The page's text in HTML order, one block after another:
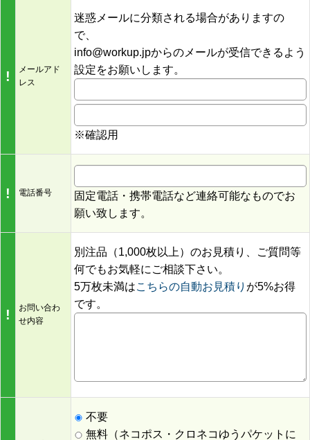
!
メールアド
レス
迷惑メールに分類される場合がありますの
で、
info@workup.jpからのメールが受信できるよう
設定をお願いします。
※確認用
! 電話番号
固定電話・携帯電話など連絡可能なものでお
願い致します。
!
お問い合わ
せ内容
別注品（1,000枚以上）のお見積り、ご質問等
何でもお気軽にご相談下さい。
5万枚未満はこちらの自動お見積り が5%お得
です。
不要
無料（ネコポス・クロネコゆうパケットに